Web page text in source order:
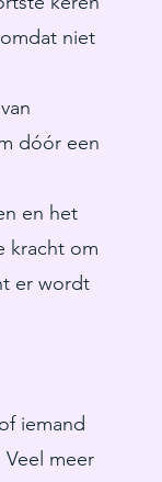
niet
dóór een
en het
kracht om
er wordt
iemand
meer